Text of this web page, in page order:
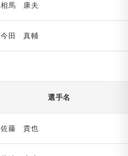
相馬 康夫
今田 真輔
選手名
佐藤 貴也